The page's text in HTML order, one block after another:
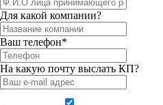
Для какой компании?
Ваш телефон*
На какую почту выслать КП?